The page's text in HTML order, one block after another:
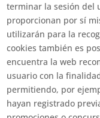
terminar la sesión del
proporcionan por sí
utilizarán para la
cookies también es
encuentra la web
usuario con la
permitiendo, por
hayan registrado